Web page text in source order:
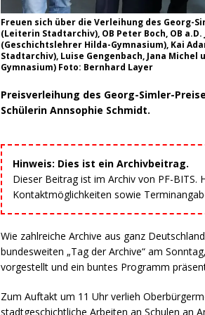
Freuen sich über die Verleihung des Georg-
(Leiterin Stadtarchiv), OB Peter Boch, OB
(Geschichtslehrer Hilda-Gymnasium), Kai
Stadtarchiv), Luise Gengenbach, Jana
Gymnasium) Foto: Bernhard Layer
Preisverleihung des Georg-Simler-
Schülerin Annsophie Schmidt.
Hinweis: Dies ist ein Archivbeitrag.
Dieser Beitrag ist im Archiv von PF-BITS.
Kontaktmöglichkeiten sowie
Wie zahlreiche Archive aus ganz
bundesweiten „Tag der Archive“ am
vorgestellt und ein buntes Programm
Zum Auftakt um 11 Uhr verlieh
stadtgeschichtliche Arbeiten an Schulen an